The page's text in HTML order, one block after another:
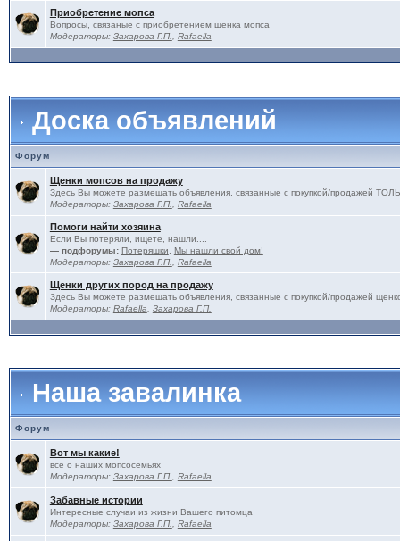
Приобретение мопса
Вопросы, связаные с приобретением щенка мопса
Модераторы: Захарова Г.П. Rafaella
Доска объявлений
Форум
Щенки мопсов на продажу
Здесь Вы можете размещать объявления, связанные с покупкой/продажей
Модераторы: Захарова Г.П. Rafaella
Помоги найти хозяина
Если Вы потеряли, ищете, нашли....
— подфорумы: Потеряшки
Мы нашли свой дом!
Модераторы: Захарова Г.П. Rafaella
Щенки других пород на продажу
Здесь Вы можете размещать объявления, связанные с покупкой/продажей
Модераторы: Rafaella Захарова Г.П.
Наша завалинка
Форум
Вот мы какие!
все о наших мопсосемьях
Модераторы: Захарова Г.П. Rafaella
Забавные истории
Интересные случаи из жизни Вашего питомца
Модераторы: Захарова Г.П. Rafaella